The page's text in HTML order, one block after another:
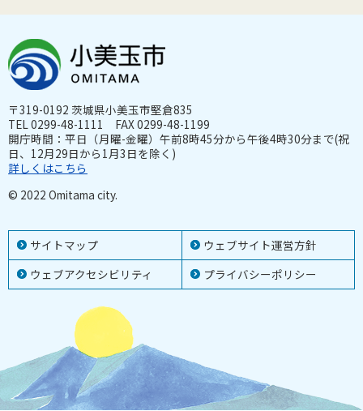
サイトマップ
ウェブサイト運営方針
ウェブアクセシビリティ
プライバシーポリシー
〒319-0192 茨城県小美玉市堅倉835
TEL 0299-48-1111 FAX 0299-48-1199
開庁時間：平日（月曜-金曜）午前8時45分から午後4時30分まで(祝
日、12月29日から1月3日を除く)
詳しくはこちら
© 2022 Omitama city.